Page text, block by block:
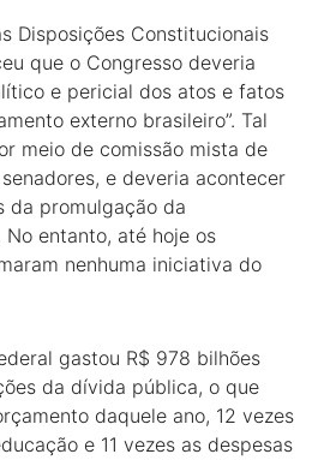
Disposições Constitucionais
que o Congresso deveria
e pericial dos atos e fatos
externo brasileiro”. Tal
meio de comissão mista de
e deveria acontecer
da promulgação da
entanto, até hoje os
nenhuma iniciativa do
gastou R$ 978 bilhões
da dívida pública, o que
daquele ano, 12 vezes
e 11 vezes as despesas